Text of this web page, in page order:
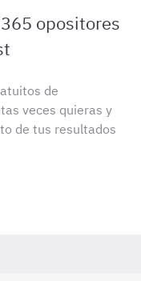
opositores
de
veces quieras y
de tus resultados